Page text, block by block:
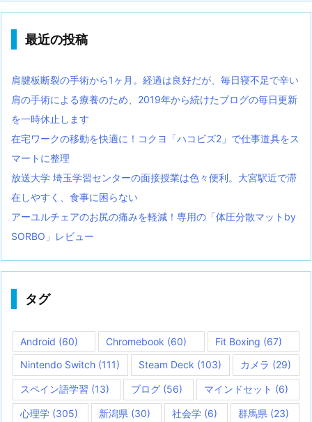
最近の投稿
肩腱板断裂の手術から1ヶ月。経過は良好だが、毎日寝不足で辛い
肩の手術による療養のため、2019年から続けたブログの毎日更新
を一時休止します
在宅ワークの移動を快適に！コクヨ「ハコビズ2」で仕事道具をス
マートに整理
放送大学 埼玉学習センターの面接授業は色々便利。大宮駅近で滞
在しやすく、食事に困らない
アーユルチェアのお尻の痛みを軽減！専用の「体圧分散マットby
SORBO」レビュー
タグ
Android (60) Chromebook (60) Fit Boxing (67)
Nintendo Switch (111) Steam Deck (103) カメラ (29)
スペイン語学習 (13) ブログ (56) マインドセット (6)
心理学 (305) 新潟県 (30) 社会学(6) 群馬県 (23)